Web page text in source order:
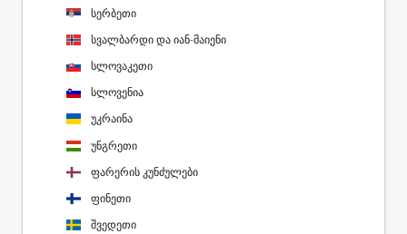
სერბეთი
სვალბარდი და იან-მაიენი
სლოვაკეთი
სლოვენია
უკრაინა
უნგრეთი
ფარერის კუნძულები
ფინეთი
შვედეთი